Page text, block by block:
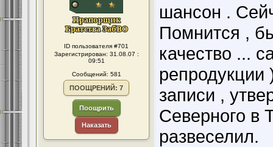
ID пользователя #701
Зарегистрирован: 31.08.07 :
09:51
Сообщений: 581
ПООЩРЕНИЙ: 7
Поощрить
Наказать
шансон .
Помнится ,
качество ...
репродукции
записи ,
Северного в
развеселил.